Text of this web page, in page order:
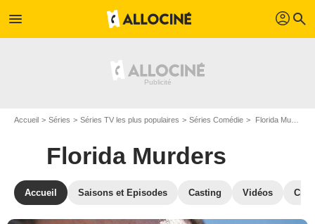
menu profil search
Accueil Séries Séries TV les plus populaires Séries Comédie Florida Murders
Florida Murders
Accueil Saisons et Episodes Casting Vidéos